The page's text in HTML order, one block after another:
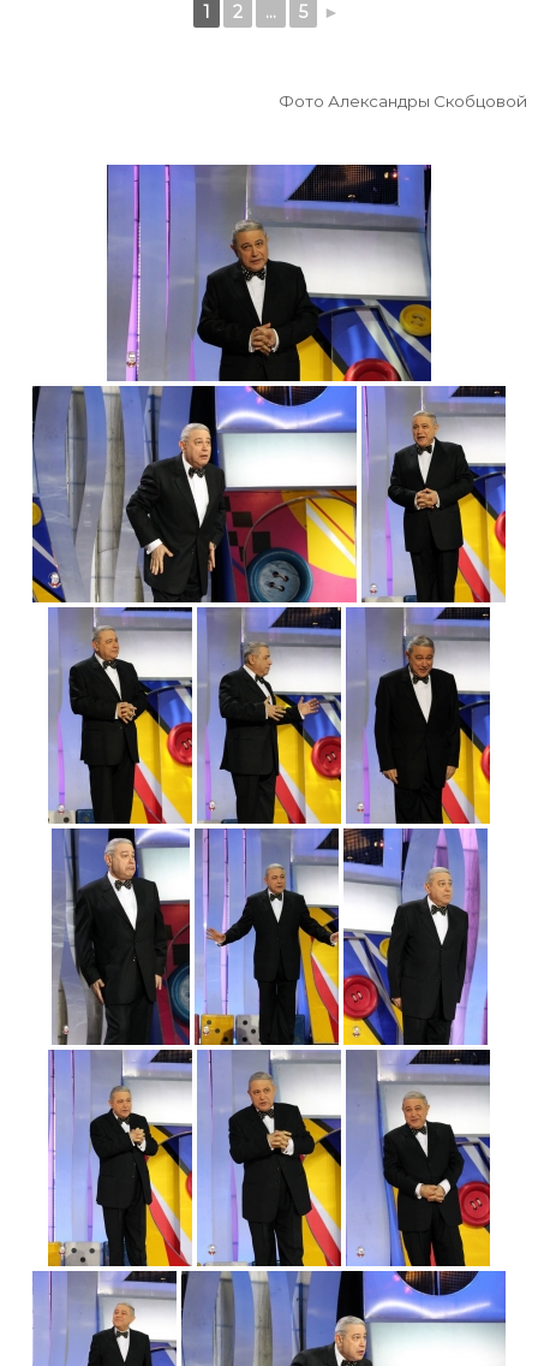
1 2 ... 5 ►
Фото Александры Скобцовой